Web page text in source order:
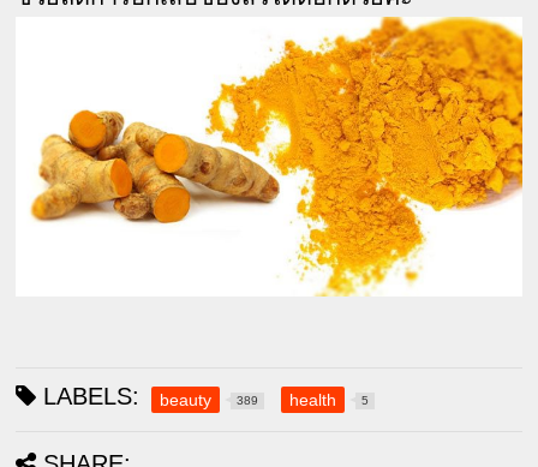
LABELS: beauty 389 health 5